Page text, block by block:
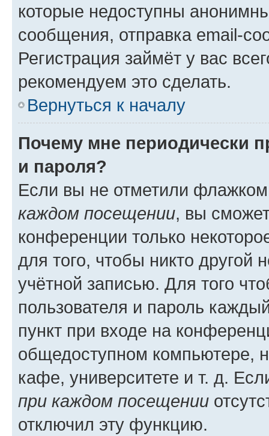
которые недоступны
сообщения, отправка email-
Регистрация займёт у вас
рекомендуем это сделать.
Вернуться к началу
Почему мне периодически
и пароля?
Если вы не отметили
каждом посещении, вы
конференции только
для того, чтобы никто другой
учётной записью. Для того
пользователя и пароль
пункт при входе на
общедоступном компьютере,
кафе, университете и т. д.
при каждом посещении
отключил эту функцию.